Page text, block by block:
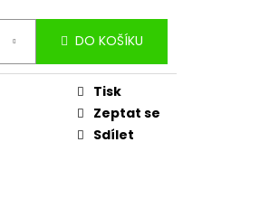
DO KOŠÍKU
Tisk
Zeptat se
Sdílet